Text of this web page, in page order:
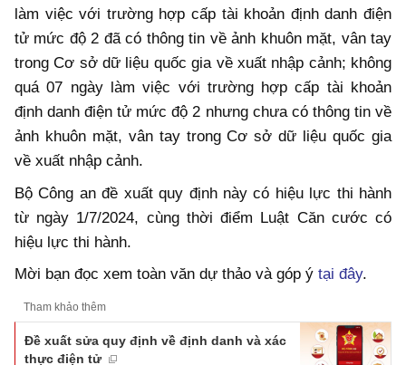
làm việc với trường hợp cấp tài khoản định danh điện
tử mức độ 2 đã có thông tin về ảnh khuôn mặt, vân tay
trong Cơ sở dữ liệu quốc gia về xuất nhập cảnh; không
quá 07 ngày làm việc với trường hợp cấp tài khoản
định danh điện tử mức độ 2 nhưng chưa có thông tin về
ảnh khuôn mặt, vân tay trong Cơ sở dữ liệu quốc gia
về xuất nhập cảnh.
Bộ Công an đề xuất quy định này có hiệu lực thi hành
từ ngày 1/7/2024, cùng thời điểm Luật Căn cước có
hiệu lực thi hành.
Mời bạn đọc xem toàn văn dự thảo và góp ý tại đây.
Tham khảo thêm
Đề xuất sửa quy định về định danh và xác
thực điện tử